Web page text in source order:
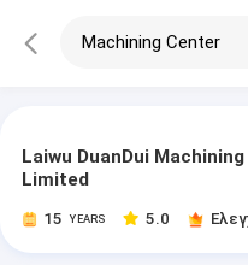
Laiwu DuanDui
Limited
15 YEARS 5.0